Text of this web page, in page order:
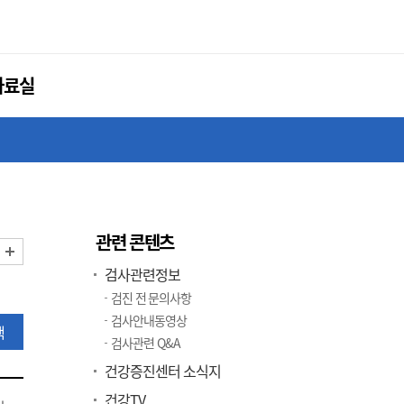
실
화면 축소 관련 콘텐츠
검사관련정보
검진 전 문의사항
검사안내동영상
검사관련 Q&A
건강증진센터 소식지
건강TV